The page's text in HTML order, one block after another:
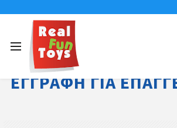
ΕΓΓΡΑΦΉ ΓΙΑ